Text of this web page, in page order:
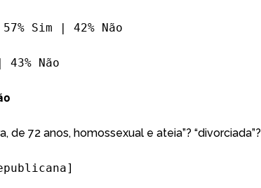
Sim | 42% Não
43% Não
de 72 anos, homossexual e ateia”? “divorciada”?
]